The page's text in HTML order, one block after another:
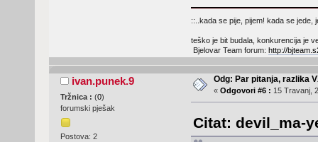
::..kada se pije, pijem! kada se jede,
teško je bit budala, konkurencija je
Bjelovar Team forum: http://
ivan.punek.9
Tržnica : (0)
forumski pješak
Postova: 2
Odg: Par pitanja, razlika
« Odgovori #6 : 15 Travanj,
Citat: devil_ma-